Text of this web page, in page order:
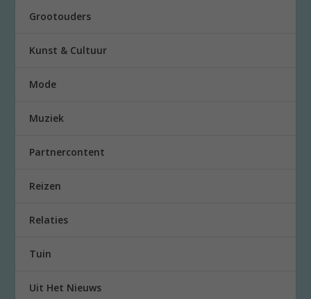
Grootouders
Kunst & Cultuur
Mode
Muziek
Partnercontent
Reizen
Relaties
Tuin
Uit Het Nieuws